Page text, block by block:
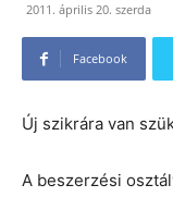
2011. április 20. szerda
Facebook
Új szikrára van
A beszerzési